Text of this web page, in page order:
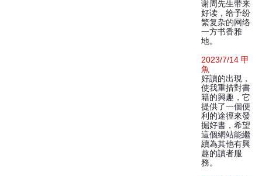
谢周先生带来
好读，给予纷
繁复杂的网络
一方书香雅
地。
2023/7/14 甲
魚
好讀的出現，
使我重措對書
籍的興趣，它
提供了一個便
利的途徑來發
掘好書，希望
這個網站能繼
續為其他有興
趣的讀者服
務。